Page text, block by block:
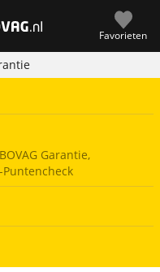
Favorieten
Garantie,